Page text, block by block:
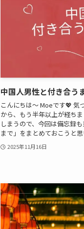
中国人男性と付き合う
こんにちは～ Moeです💖 気
から、もう半年以上が経ち
しまうので、今回は備忘録
まで」をまとめておこうと
2025年11月16日